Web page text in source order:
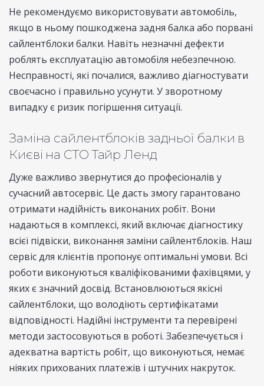
Не рекомендуємо використовувати автомобіль,
якщо в ньому пошкоджена задня балка або порвані
сайлентблоки балки. Навіть незначні дефекти
роблять експлуатацію автомобіля небезпечною.
Несправності, які почалися, важливо діагностувати
своєчасно і правильно усунути. У зворотному
випадку є ризик погіршення ситуації.
Заміна сайлентблоків задньої балки в
Києві на СТО Тайр Ленд
Дуже важливо звернутися до професіоналів у
сучасний автосервіс. Це дасть змогу гарантовано
отримати надійність виконаних робіт. Вони
надаються в комплексі, який включає діагностику
всієї підвіски, виконання заміни сайлентблоків. Наш
сервіс для клієнтів пропонує оптимальні умови. Всі
роботи виконуються кваліфікованими фахівцями, у
яких є значний досвід. Встановлюються якісні
сайлентблоки, що володіють сертифікатами
відповідності. Надійні інструменти та перевірені
методи застосовуються в роботі. Забезпечується і
адекватна вартість робіт, що виконуються, немає
ніяких прихованих платежів і штучних накруток.